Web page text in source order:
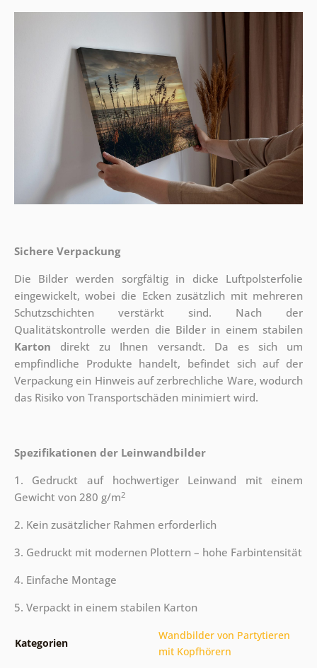
Sichere Verpackung
Die Bilder werden sorgfältig in dicke Luftpolsterfolie
eingewickelt, wobei die Ecken zusätzlich mit mehreren
Schutzschichten verstärkt sind. Nach der
Qualitätskontrolle werden die Bilder in einem stabilen
Karton direkt zu Ihnen versandt. Da es sich um
empfindliche Produkte handelt, befindet sich auf der
Verpackung ein Hinweis auf zerbrechliche Ware, wodurch
das Risiko von Transportschäden minimiert wird.
Spezifikationen der Leinwandbilder
1. Gedruckt auf hochwertiger Leinwand mit einem
Gewicht von 280 g/m2
2. Kein zusätzlicher Rahmen erforderlich
3. Gedruckt mit modernen Plottern – hohe Farbintensität
4. Einfache Montage
5. Verpackt in einem stabilen Karton
Kategorien
Wandbilder von Partytieren
mit Kopfhörern